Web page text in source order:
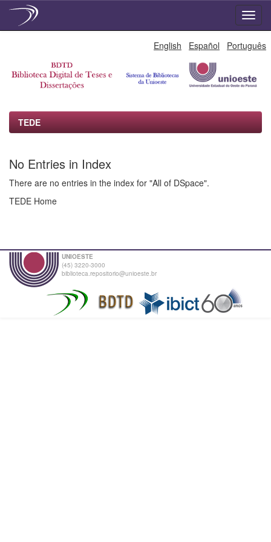
English Español Português
TEDE
No Entries in Index
There are no entries in the index for "All of DSpace".
TEDE Home
UNIOESTE
(45) 3220-3000
biblioteca.repositorio@unioeste.br